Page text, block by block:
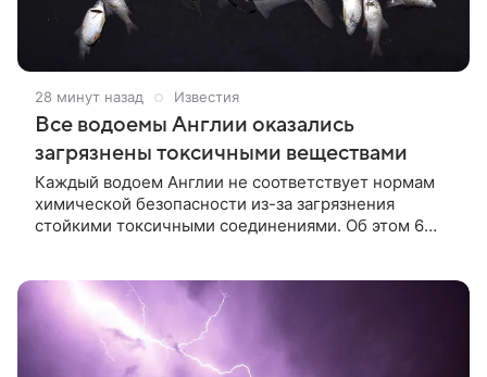
28 минут назад Известия
Все водоемы Англии оказались
загрязнены токсичными веществами
Каждый водоем Англии не соответствует нормам
химической безопасности из-за загрязнения
стойкими токсичными соединениями. Об этом 6